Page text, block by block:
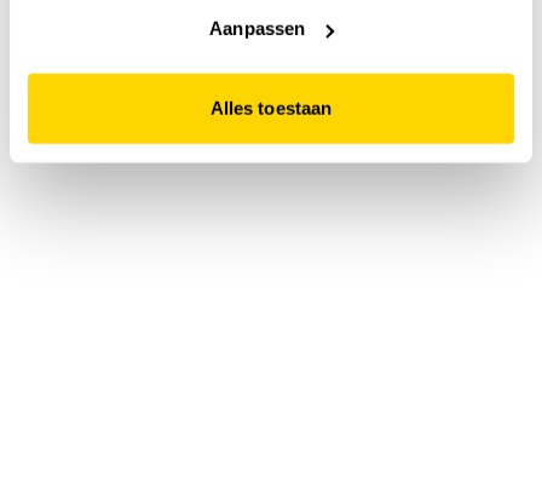
website niet optimaal functioneert.
Aanpassen
Alles toestaan